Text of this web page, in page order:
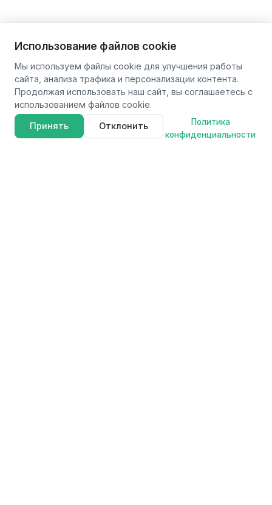
Использование файлов cookie
Мы используем файлы cookie для улучшения работы
сайта, анализа трафика и персонализации контента.
Продолжая использовать наш сайт, вы соглашаетесь с
использованием файлов cookie.
Принять Отклонить
Политика
конфиденциальности